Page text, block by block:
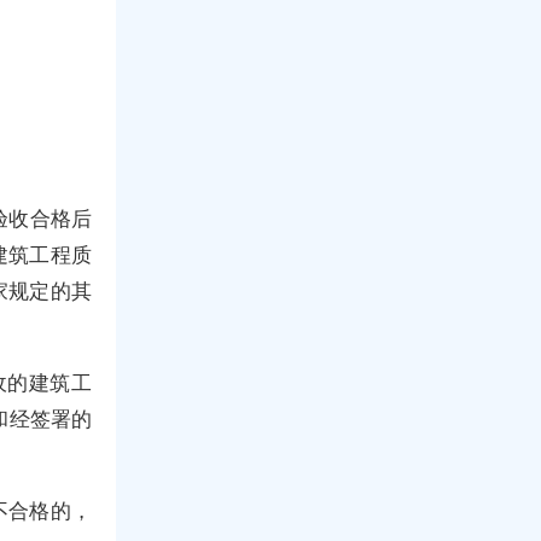
收合格后
筑工程质
规定的其
建筑工
经签署的
格的，